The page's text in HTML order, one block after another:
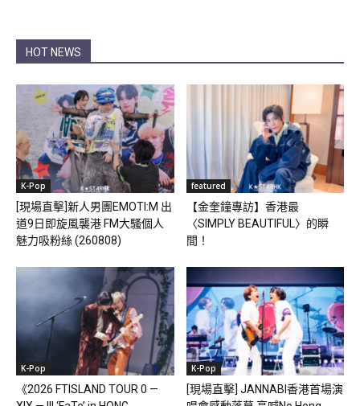
HOT NEWS
K-Pop
[現場直擊]新人男團EMOTI:M 出
道9日即旋風襲港 FM大騷個人
魅力吸粉絲 (260808)
featured
【金奎鐘專訪】香港最
〈SIMPLY BEAUTIFUL〉的瞬
間！
K-Pop
《2026 FTISLAND TOUR 0 —
K-Pop
[現場直擊] JANNABI香港首場演